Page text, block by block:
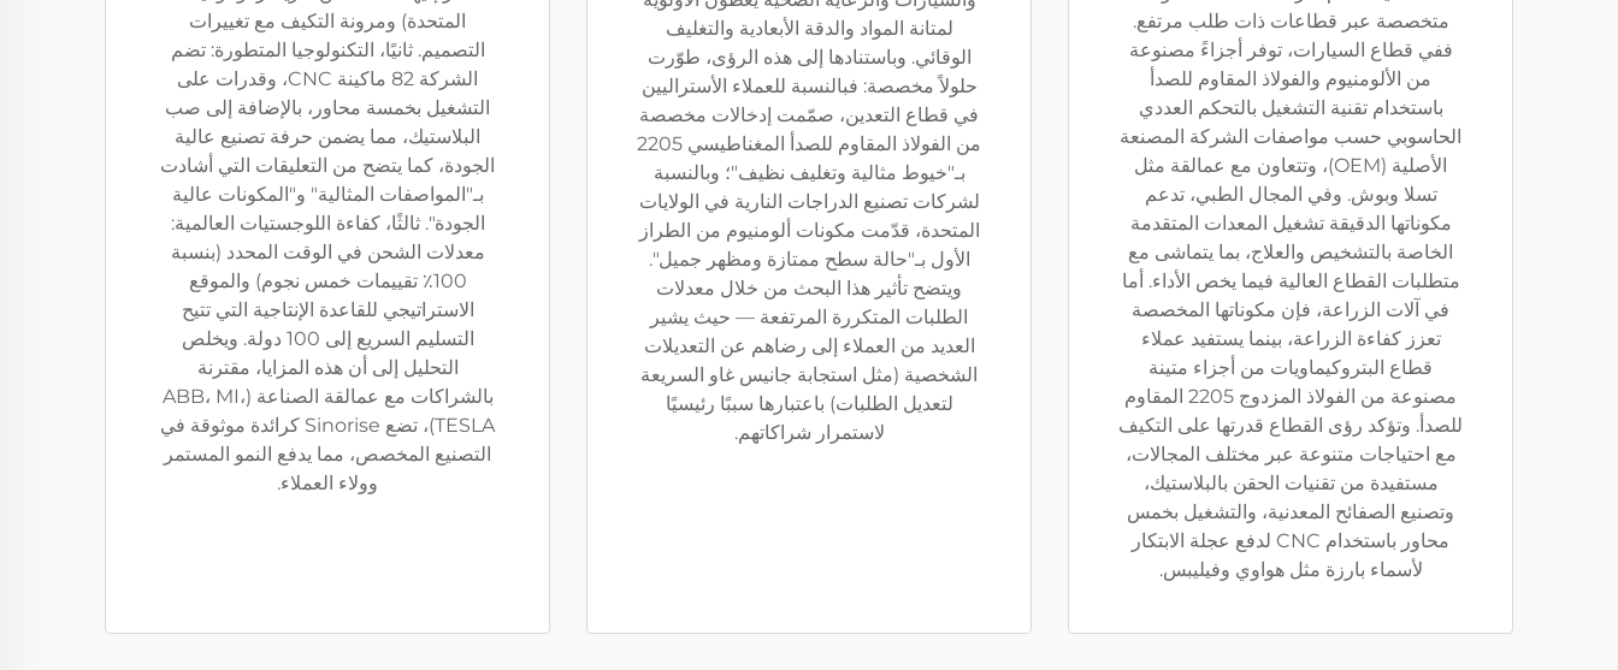
متخصصة عبر قطاعات ذات طلب مرتفع.
ففي قطاع السيارات، توفر أجزاءً مصنوعة
من الألومنيوم والفولاذ المقاوم للصدأ
باستخدام تقنية التشغيل بالتحكم العددي
الحاسوبي حسب مواصفات الشركة المصنعة
الأصلية (OEM)، وتتعاون مع عمالقة مثل
تسلا وبوش. وفي المجال الطبي، تدعم
مكوناتها الدقيقة تشغيل المعدات المتقدمة
الخاصة بالتشخيص والعلاج، بما يتماشى مع
متطلبات القطاع العالية فيما يخص الأداء. أما
في آلات الزراعة، فإن مكوناتها المخصصة
تعزز كفاءة الزراعة، بينما يستفيد عملاء
قطاع البتروكيماويات من أجزاء متينة
مصنوعة من الفولاذ المزدوج 2205 المقاوم
للصدأ. وتؤكد رؤى القطاع قدرتها على التكيف
مع احتياجات متنوعة عبر مختلف المجالات،
مستفيدة من تقنيات الحقن بالبلاستيك،
وتصنيع الصفائح المعدنية، والتشغيل بخمس
محاور باستخدام CNC لدفع عجلة الابتكار
لأسماء بارزة مثل هواوي وفيليبس.
لمتانة المواد والدقة الأبعادية والتغليف
الوقائي. وباستنادها إلى هذه الرؤى، طوّرت
حلولاً مخصصة: فبالنسبة للعملاء الأستراليين
في قطاع التعدين، صمّمت إدخالات مخصصة
من الفولاذ المقاوم للصدأ المغناطيسي 2205
بـ"خيوط مثالية وتغليف نظيف"؛ وبالنسبة
لشركات تصنيع الدراجات النارية في الولايات
المتحدة، قدّمت مكونات ألومنيوم من الطراز
الأول بـ"حالة سطح ممتازة ومظهر جميل".
ويتضح تأثير هذا البحث من خلال معدلات
الطلبات المتكررة المرتفعة — حيث يشير
العديد من العملاء إلى رضاهم عن التعديلات
الشخصية (مثل استجابة جانيس غاو السريعة
لتعديل الطلبات) باعتبارها سببًا رئيسيًا
لاستمرار شراكاتهم.
المتحدة) ومرونة التكيف مع تغييرات
التصميم. ثانيًا، التكنولوجيا المتطورة: تضم
الشركة 82 ماكينة CNC، وقدرات على
التشغيل بخمسة محاور، بالإضافة إلى صب
البلاستيك، مما يضمن حرفة تصنيع عالية
الجودة، كما يتضح من التعليقات التي أشادت
بـ"المواصفات المثالية" و"المكونات عالية
الجودة". ثالثًا، كفاءة اللوجستيات العالمية:
معدلات الشحن في الوقت المحدد (بنسبة
100٪ تقييمات خمس نجوم) والموقع
الاستراتيجي للقاعدة الإنتاجية التي تتيح
التسليم السريع إلى 100 دولة. ويخلص
التحليل إلى أن هذه المزايا، مقترنة
بالشراكات مع عمالقة الصناعة (ABB، MI،
TESLA)، تضع Sinorise كرائدة موثوقة في
التصنيع المخصص، مما يدفع النمو المستمر
وولاء العملاء.